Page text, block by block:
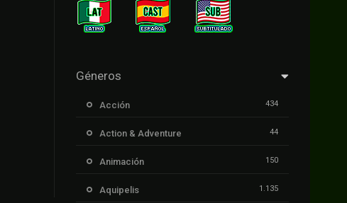
Géneros
Acción 434
Action & Adventure 44
Animación 150
Aquipelis 1.135